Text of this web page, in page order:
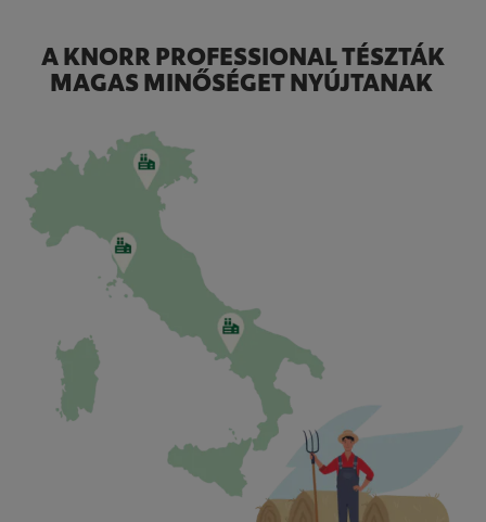
A KNORR PROFESSIONAL TÉSZTÁK
MAGAS MINŐSÉGET NYÚJTANAK